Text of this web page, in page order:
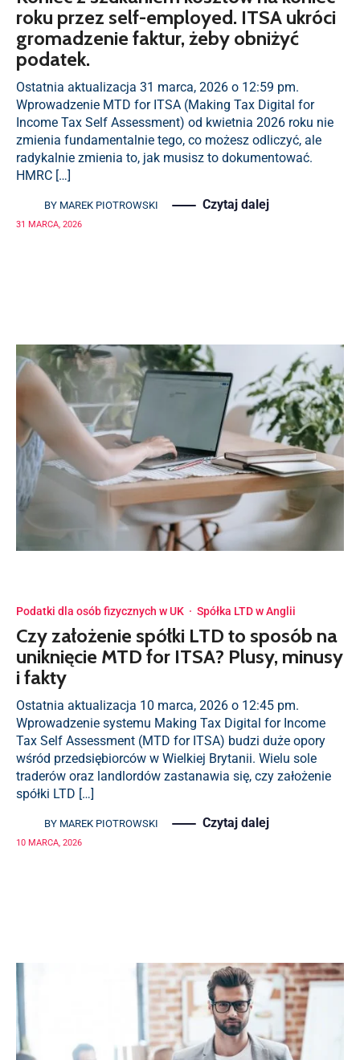
roku przez self-employed. ITSA ukróci
gromadzenie faktur, żeby obniżyć
podatek.
Ostatnia aktualizacja 31 marca, 2026 o 12:59 pm.
Wprowadzenie MTD for ITSA (Making Tax Digital for
Income Tax Self Assessment) od kwietnia 2026 roku nie
zmienia fundamentalnie tego, co możesz odliczyć, ale
radykalnie zmienia to, jak musisz to dokumentować.
HMRC […]
BY MAREK PIOTROWSKI Czytaj dalej
31 MARCA, 2026
Podatki dla osób fizycznych w UK · Spółka LTD w Anglii
Czy założenie spółki LTD to sposób na
uniknięcie MTD for ITSA? Plusy, minusy
i fakty
Ostatnia aktualizacja 10 marca, 2026 o 12:45 pm.
Wprowadzenie systemu Making Tax Digital for Income
Tax Self Assessment (MTD for ITSA) budzi duże opory
wśród przedsiębiorców w Wielkiej Brytanii. Wielu sole
traderów oraz landlordów zastanawia się, czy założenie
spółki LTD […]
BY MAREK PIOTROWSKI Czytaj dalej
10 MARCA, 2026